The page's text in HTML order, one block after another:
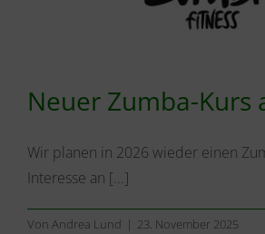
Neuer Zumba-Kurs
Wir planen in 2026 wieder einen
Interesse an [...]
Von Andrea Lund | 23. November 2025